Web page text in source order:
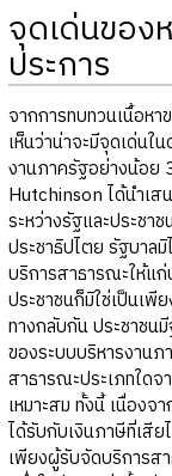
จุดเด่นของ
ประการ
จากการทบทวนเนื้อห
เห็นว่าน่าจะมีจุดเด่นใ
งานภาครัฐอย่างน้อย
Hutchinson ได้นำเ
ระหว่างรัฐและประชา
ประชาธิปไตย รัฐบาล
บริการสาธารณะให้แ
ประชาชนก็มิใช่เป็นเพี
ทางกลับกัน ประชาชน
ของระบบบริหารงาน
สาธารณะประเภทใดจ
เหมาะสม ทั้งนี้ เนื่องจ
ได้รับกับเงินภาษีที่เสีย
เพียงผู้รับจัดบริการส